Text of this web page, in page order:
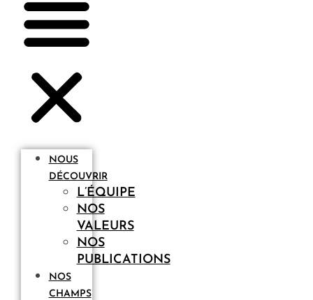
NOUS
DÉCOUVRIR
L’ÉQUIPE
NOS
VALEURS
NOS
PUBLICATIONS
NOS
CHAMPS